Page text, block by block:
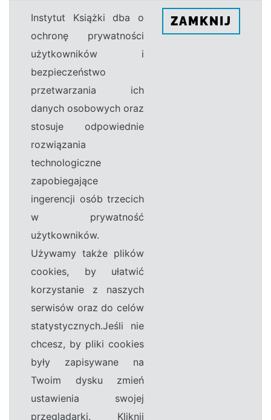
Instytut Książki dba o
ochronę prywatności
użytkowników i
bezpieczeństwo
przetwarzania ich
danych osobowych oraz
stosuje odpowiednie
rozwiązania
technologiczne
zapobiegające
ingerencji osób trzecich
w prywatność
użytkowników.
Używamy także plików
cookies, by ułatwić
korzystanie z naszych
serwisów oraz do celów
statystycznych.Jeśli nie
chcesz, by pliki cookies
były zapisywane na
Twoim dysku zmień
ustawienia swojej
przeglądarki. Kliknij
ZAMKNIJ